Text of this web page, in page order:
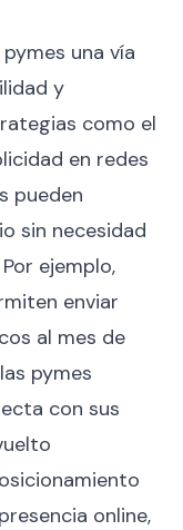
una vía
y
como el
en redes
pueden
sin necesidad
ejemplo,
enviar
al mes de
pymes
con sus
online,